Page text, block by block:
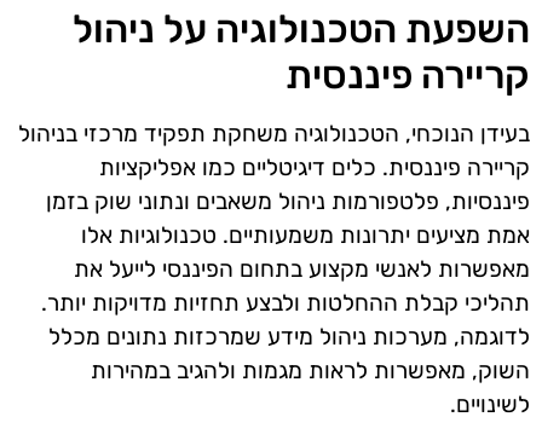
השפעת הטכנולוגיה על ניהול
קריירה פיננסית
בעידן הנוכחי, הטכנולוגיה משחקת תפקיד מרכזי בניהול
קריירה פיננסית. כלים דיגיטליים כמו אפליקציות
פיננסיות, פלטפורמות ניהול משאבים ונתוני שוק בזמן
אמת מציעים יתרונות משמעותיים. טכנולוגיות אלו
מאפשרות לאנשי מקצוע בתחום הפיננסי לייעל את
תהליכי קבלת ההחלטות ולבצע תחזיות מדויקות יותר.
לדוגמה, מערכות ניהול מידע שמרכזות נתונים מכלל
השוק, מאפשרות לראות מגמות ולהגיב במהירות
לשינויים.